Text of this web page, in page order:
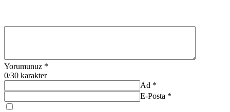
Yorumunuz *
0/30 karakter
Ad *
E-Posta *